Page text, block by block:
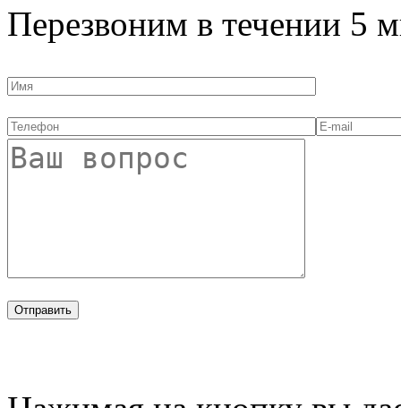
Перезвоним в течении 5